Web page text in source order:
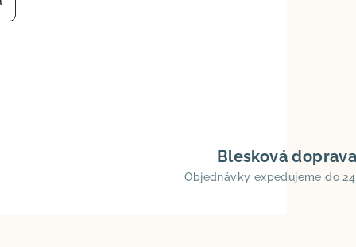
Blesková
Objednávky expedujeme do